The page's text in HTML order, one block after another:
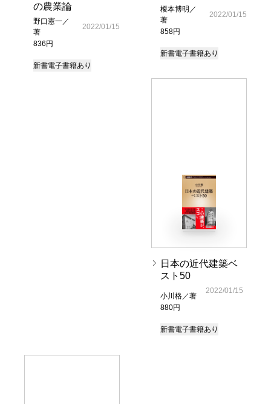
の農業論
野口憲一／
著
836円
2022/01/15
新書電子書籍あり
榎本博明／
著
858円
2022/01/15
新書電子書籍あり
日本の近代建築ベ
スト50
小川格／著
880円
2022/01/15
新書電子書籍あり